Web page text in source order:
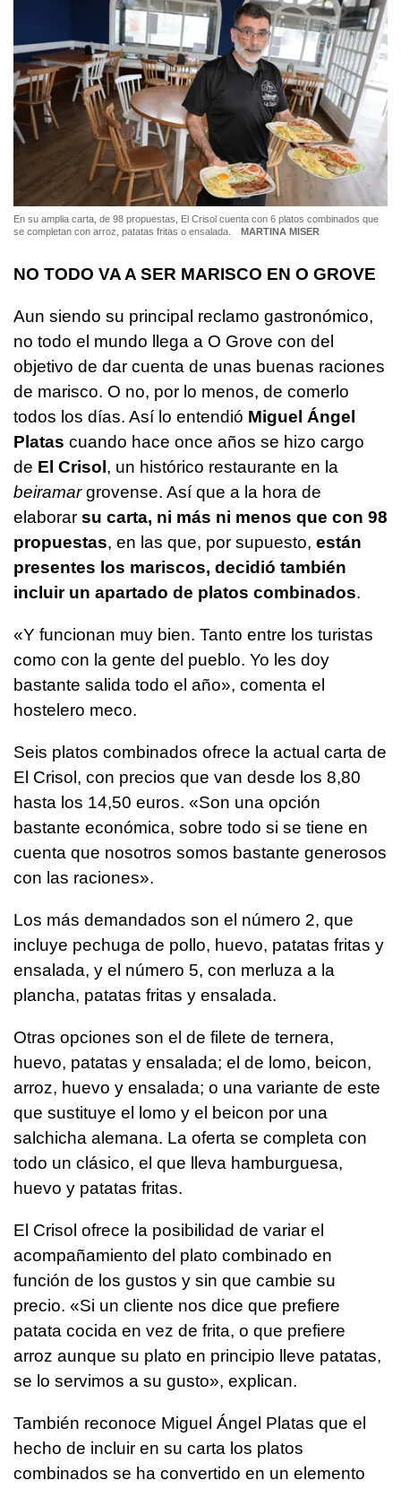
En su amplia carta, de 98 propuestas, El Crisol cuenta con 6 platos combinados que
se completan con arroz, patatas fritas o ensalada.
MARTINA MISER
NO TODO VA A SER MARISCO EN O GROVE
Aun siendo su principal reclamo gastronómico,
no todo el mundo llega a O Grove con del
objetivo de dar cuenta de unas buenas raciones
de marisco. O no, por lo menos, de comerlo
todos los días. Así lo entendió Miguel Ángel
Platas cuando hace once años se hizo cargo
de El Crisol, un histórico restaurante en la
beiramargrovense. Así que a la hora de
elaborar su carta, ni más ni menos que con 98
propuestas, en las que, por supuesto, están
presentes los mariscos, decidió también
incluir un apartado de platos combinados.
«Y funcionan muy bien. Tanto entre los turistas
como con la gente del pueblo. Yo les doy
bastante salida todo el año», comenta el
hostelero meco.
Seis platos combinados ofrece la actual carta de
El Crisol, con precios que van desde los 8,80
hasta los 14,50 euros. «Son una opción
bastante económica, sobre todo si se tiene en
cuenta que nosotros somos bastante generosos
con las raciones».
Los más demandados son el número 2, que
incluye pechuga de pollo, huevo, patatas fritas y
ensalada, y el número 5, con merluza a la
plancha, patatas fritas y ensalada.
Otras opciones son el de filete de ternera,
huevo, patatas y ensalada; el de lomo, beicon,
arroz, huevo y ensalada; o una variante de este
que sustituye el lomo y el beicon por una
salchicha alemana. La oferta se completa con
todo un clásico, el que lleva hamburguesa,
huevo y patatas fritas.
El Crisol ofrece la posibilidad de variar el
acompañamiento del plato combinado en
función de los gustos y sin que cambie su
precio. «Si un cliente nos dice que prefiere
patata cocida en vez de frita, o que prefiere
arroz aunque su plato en principio lleve patatas,
se lo servimos a su gusto», explican.
También reconoce Miguel Ángel Platas que el
hecho de incluir en su carta los platos
combinados se ha convertido en un elemento